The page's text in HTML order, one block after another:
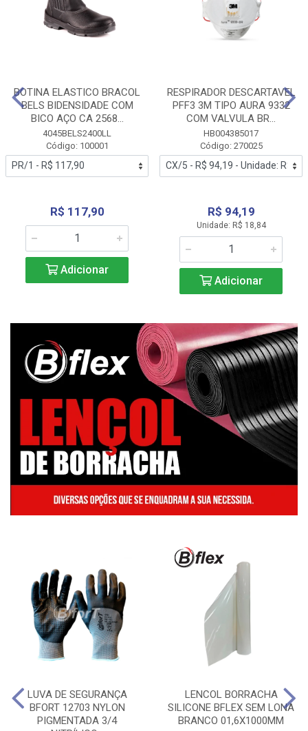
BOTINA ELASTICO BRACOL
BELS BIDENSIDADE COM
BICO AÇO CA 2568...
4045BELS2400LL
Código: 100001
R$ 117,90
Adicionar
RESPIRADOR DESCARTAVEL
PFF3 3M TIPO AURA 9332
COM VALVULA BR...
HB004385017
Código: 270025
R$ 94,19
Unidade: R$ 18,84
Adicionar
LUVA DE SEGURANÇA
BFORT 12703 NYLON
PIGMENTADA 3/4
LENCOL BORRACHA
SILICONE BFLEX SEM LONA
BRANCO 01,6X1000MM